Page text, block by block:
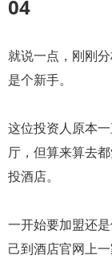
04
就说一点，刚刚
是个新手。
这位投资人原本
厅，但算来算去
投酒店。
一开始要加盟还
己到酒店官网上